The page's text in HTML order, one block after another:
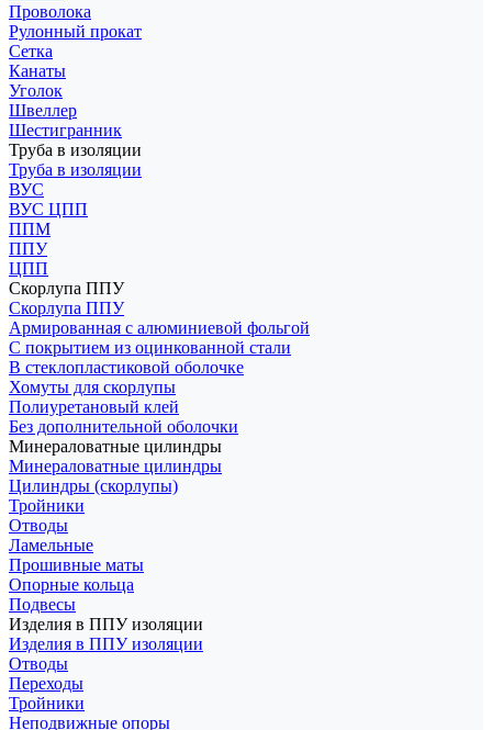
Проволока
Рулонный прокат
Сетка
Канаты
Уголок
Швеллер
Шестигранник
Труба в изоляции
Труба в изоляции
ВУС
ВУС ЦПП
ППМ
ППУ
ЦПП
Скорлупа ППУ
Скорлупа ППУ
Армированная с алюминиевой фольгой
С покрытием из оцинкованной стали
В стеклопластиковой оболочке
Хомуты для скорлупы
Полиуретановый клей
Без дополнительной оболочки
Минераловатные цилиндры
Минераловатные цилиндры
Цилиндры (скорлупы)
Тройники
Отводы
Ламельные
Прошивные маты
Опорные кольца
Подвесы
Изделия в ППУ изоляции
Изделия в ППУ изоляции
Отводы
Переходы
Тройники
Неподвижные опоры